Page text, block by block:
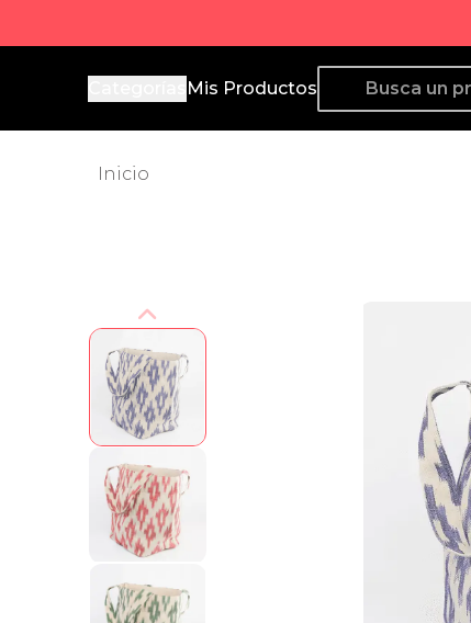
Producto de Aquí
Mis Productos
Inicio